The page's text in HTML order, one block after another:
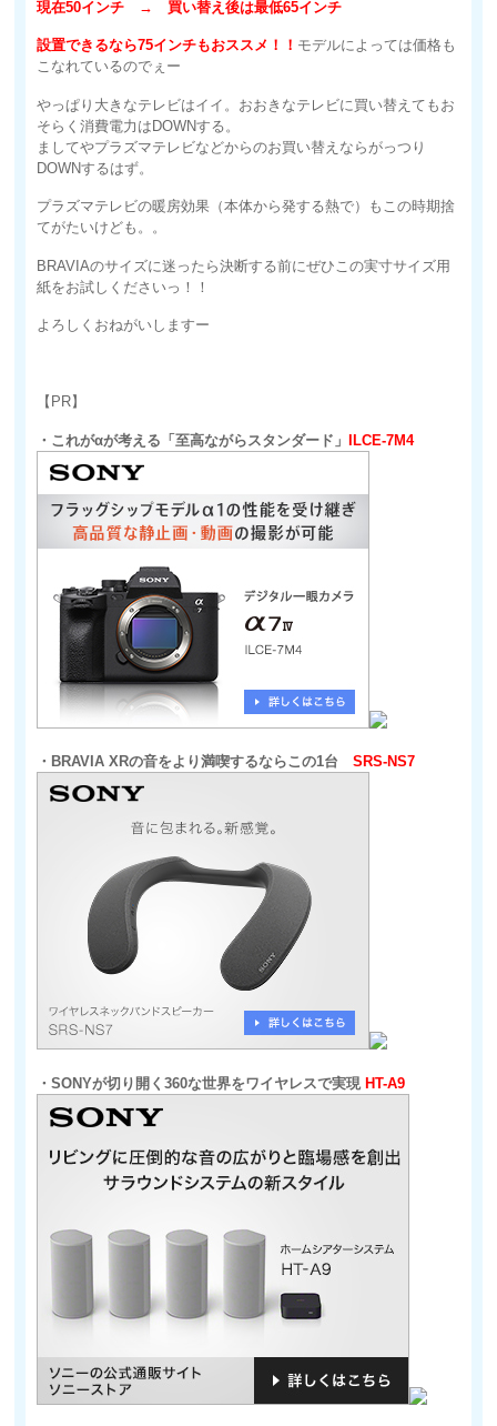
現在50インチ → 買い替え後は最低65インチ
設置できるなら75インチもおススメ！！ モデルによっては価格も
こなれているのでぇー
やっぱり大きなテレビはイイ。おおきなテレビに買い替えてもお
そらく消費電力はDOWNする。
ましてやプラズマテレビなどからのお買い替えならがっつり
DOWNするはず。
プラズマテレビの暖房効果（本体から発する熱で）もこの時期捨
てがたいけども。。
BRAVIAのサイズに迷ったら決断する前にぜひこの実寸サイズ用
紙をお試しくださいっ！！
よろしくおねがいしますー
【PR】
・これがαが考える「至高ながらスタンダード」 ILCE-7M4
・BRAVIA XRの音をより満喫するならこの1台SRS-NS7
・SONYが切り開く360な世界をワイヤレスで実現 HT-A9